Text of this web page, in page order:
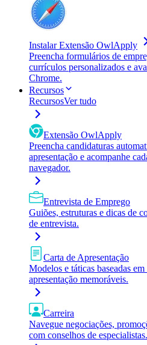
Instalar Extensão OwlApply
Preencha formulários de
currículos personalizados e
Chrome.
Recursos
RecursosVer tudo
Extensão OwlApply
Preencha candidaturas
apresentação e acompanhe
navegador.
Entrevista de Emprego
Guiões, estruturas e dicas de
de entrevista.
Carta de Apresentação
Modelos e táticas baseadas
apresentação memoráveis.
Carreira
Navegue negociações,
com conselhos de especialistas.